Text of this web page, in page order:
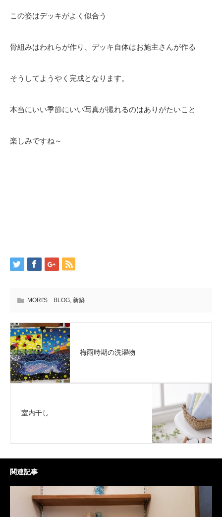
この姿はデッキがよく似合う
骨組みはわれらが作り、デッキ自体はお施主さんが作る
そうしてようやく完成となります。
本当にいい季節にいい写真が撮れるのはありがたいこと
楽しみですね～
MORI'S BLOG, 新築
梅雨時期の洗濯物
室内干し
関連記事